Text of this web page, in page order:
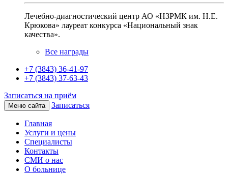
Лечебно-диагностический центр АО «НЗРМК им. Н.Е.
Крюкова» лауреат конкурса «Национальный знак
качества».
Все награды
+7 (3843) 36-41-97
+7 (3843) 37-63-43
Записаться на приём
Меню сайта Записаться
Главная
Услуги и цены
Специалисты
Контакты
СМИ о нас
О больнице